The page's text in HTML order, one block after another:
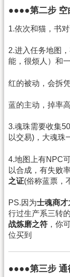
●●●●第二步 空
1.依次和猫，书
2.进入任务地图
能，很烦人）和
红的被动，会拆
蓝的主动，掉率高
3.魂珠需要收集
以交易)，大魂珠
4.地图上有NPC
以合成，有失败
之证(俗称蓝票，
PS.因为士魂商才
行过生产系三转
战炼磨之符 ，你
位买到
●●●●第三步 通